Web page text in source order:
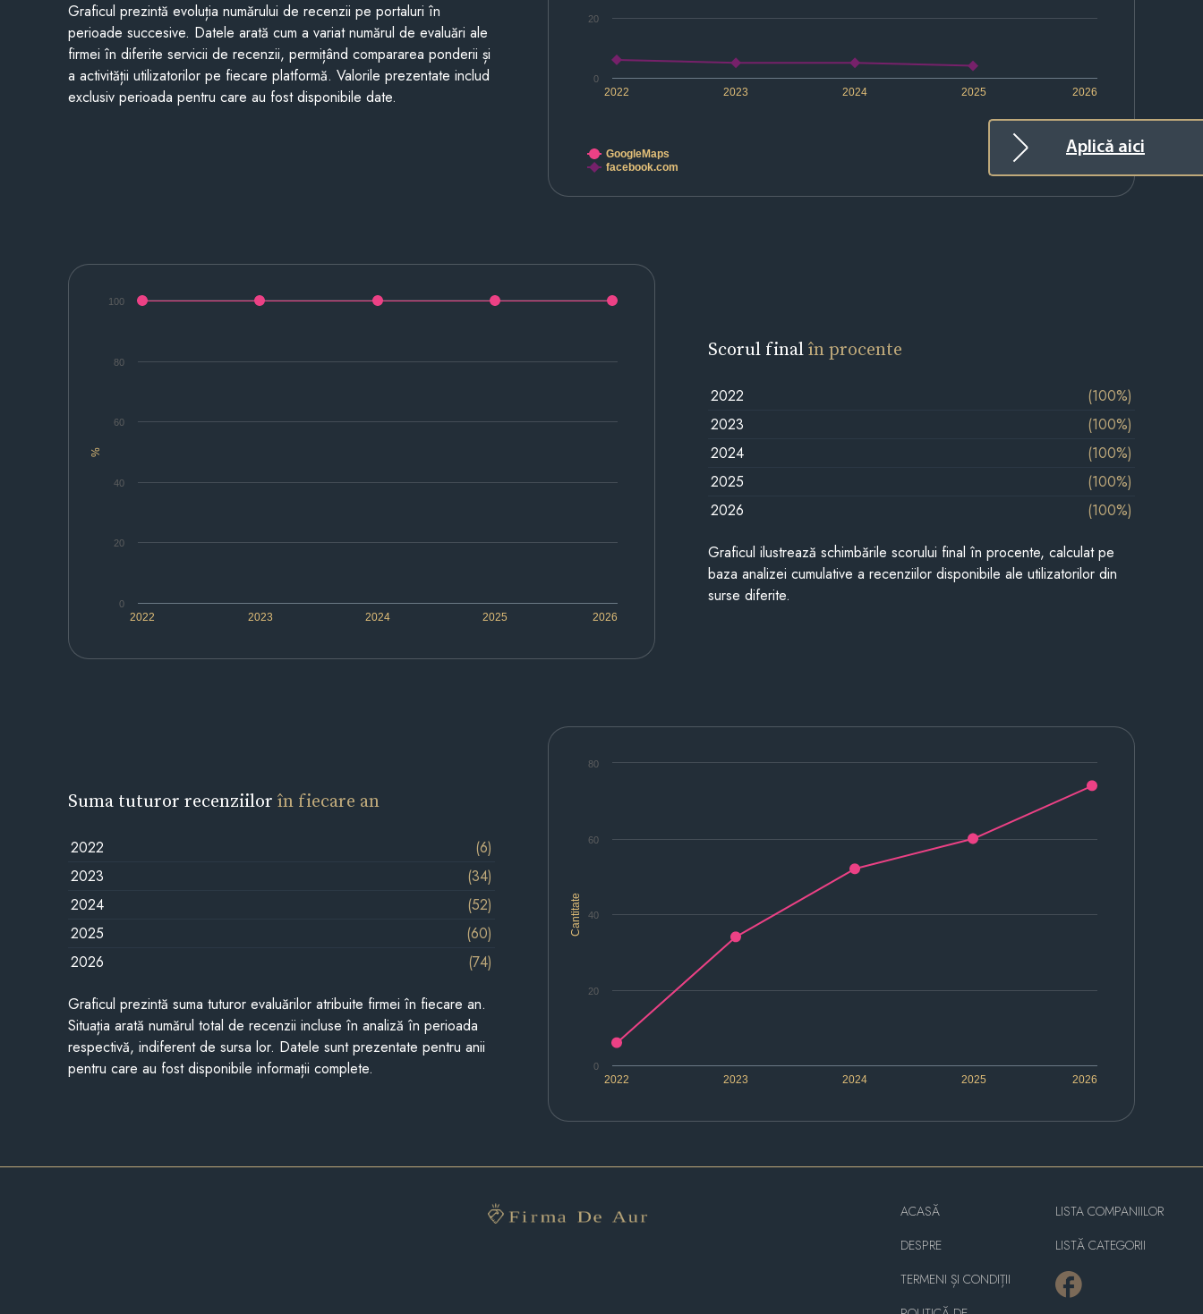
Aplică aici
2022 2023 2024 2025 2026
0
20
GoogleMaps
facebook.com
Graficul prezintă evoluția numărului de recenzii pe portaluri în
perioade succesive. Datele arată cum a variat numărul de evaluări ale
firmei în diferite servicii de recenzii, permițând compararea ponderii și
a activității utilizatorilor pe fiecare platformă. Valorile prezentate includ
exclusiv perioada pentru care au fost disponibile date.
%
2022 2023 2024 2025 2026
0
20
40
60
80
100
Scorul finalîn procente
2022
(100%)
2023
(100%)
2024
(100%)
2025
(100%)
2026
(100%)
Graficul ilustrează schimbările scorului final în procente, calculat pe
baza analizei cumulative a recenziilor disponibile ale utilizatorilor din
surse diferite.
Cantitate
2022 2023 2024 2025 2026
0
20
40
60
80
Suma tuturor recenziilorîn fiecare an
2022
(6)
2023
(34)
2024
(52)
2025
(60)
2026
(74)
Graficul prezintă suma tuturor evaluărilor atribuite firmei în fiecare an.
Situația arată numărul total de recenzii incluse în analiză în perioada
respectivă, indiferent de sursa lor. Datele sunt prezentate pentru anii
pentru care au fost disponibile informații complete.
ACASĂ
DESPRE
TERMENI ȘI CONDIȚII
LISTA COMPANIILOR
LISTĂ CATEGORII